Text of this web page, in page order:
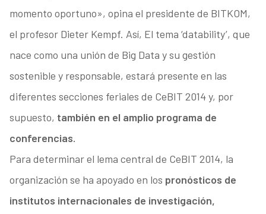
momento oportuno», opina el presidente de BITKOM,
el profesor Dieter Kempf. Así, El tema ‘datability’, que
nace como una unión de Big Data y su gestión
sostenible y responsable, estará presente en las
diferentes secciones feriales de CeBIT 2014 y, por
supuesto, también en el amplio programa de
conferencias.
Para determinar el lema central de CeBIT 2014, la
organización se ha apoyado en los pronósticos de
institutos internacionales de investigación,